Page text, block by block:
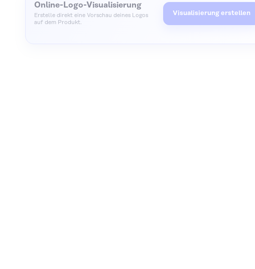
Online-Logo-Visualisierung
Erstelle direkt eine Vorschau deines Logos
auf dem Produkt.
Visualisierung erstellen